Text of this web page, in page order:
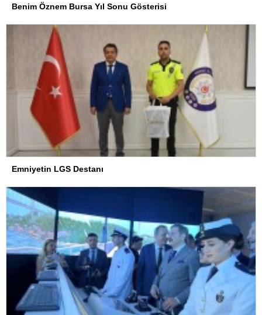
Benim Öznem Bursa Yıl Sonu Gösterisi
Emniyetin LGS Destanı